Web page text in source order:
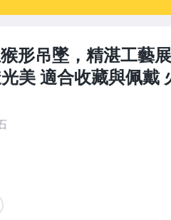
形吊墜，精湛工藝
美 適合收藏與佩戴